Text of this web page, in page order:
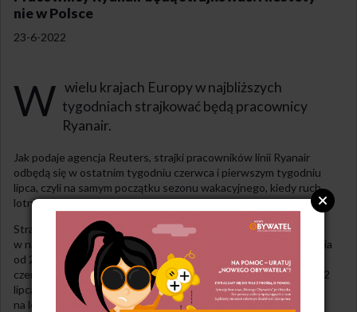
nie w Polsce
23-6-2022
W wielu krajach Europy w najbliższych
tygodniach strajkować będą pracownicy
Ryanair.
Jak podaje agencja Reuters, strajki pracowników linii Ryanair
odbędą się w ostatnim tygodniu czerwca i pierwszym tygodniu
lipca, czyli na samym początku sezonu wakacyjnego, kiedy ruch
lotniczy mocno narasta.
Strajki odbędą się w pięciu europejskich państwach,
w następujących dniach – Belgia od 24 do 26 czerwca, Portugalia
od 24 do 26 czerwca, Francja od 25 do 26 czerwca, Włochy 25
czerwca, Hiszpania od 24 do 26 czerwca oraz od 30 czerwca do 2
lipca. W tych dniach można spodziewać się dużych utrudnień
na lotniskach, a nawet odwołanych lotów z i do danych krajów.